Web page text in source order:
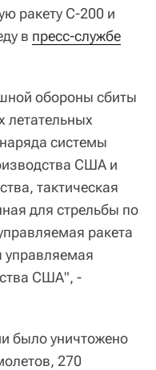
ракету С-200 и
в пресс-службе
обороны сбиты
летательных
системы
США и
тактическая
для стрельбы по
ракета
управляемая
США", -
было уничтожено
270